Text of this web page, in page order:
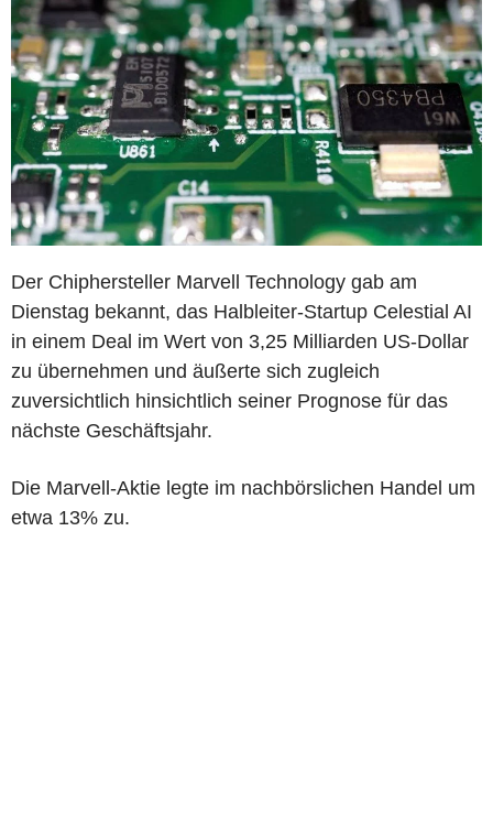
Der Chiphersteller Marvell Technology gab am
Dienstag bekannt, das Halbleiter-Startup Celestial AI
in einem Deal im Wert von 3,25 Milliarden US-Dollar
zu übernehmen und äußerte sich zugleich
zuversichtlich hinsichtlich seiner Prognose für das
nächste Geschäftsjahr.
Die Marvell-Aktie legte im nachbörslichen Handel um
etwa 13% zu.